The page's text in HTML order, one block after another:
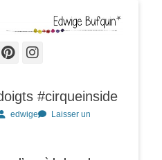
Edwige Bufquin
Pinterest
Instagram
#cirqueinside
edwige
Laisser un